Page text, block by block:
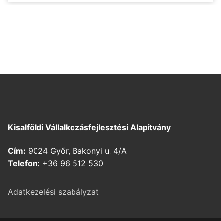
Kisalföldi Vállalkozásfejlesztési Alapítvány
Cím: 9024 Győr, Bakonyi u. 4/A
Telefon: +36 96 512 530
Adatkezelési szabályzat